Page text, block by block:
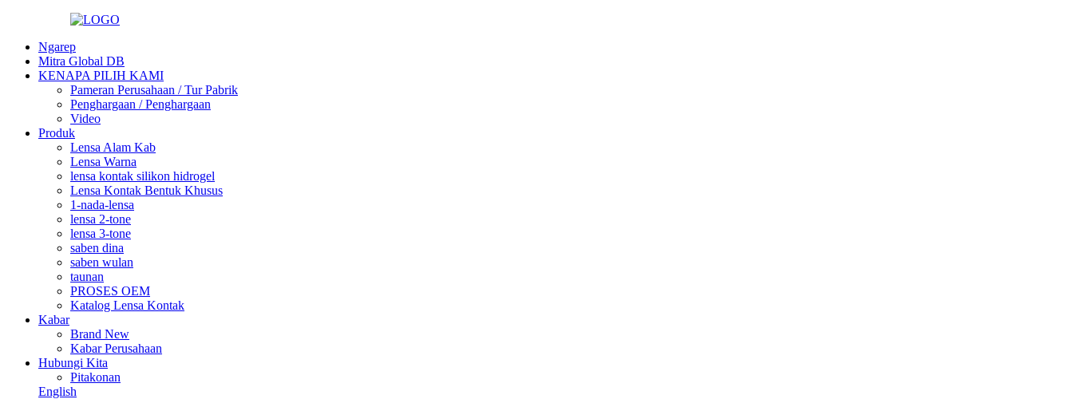
Ngarep
Mitra Global DB
KENAPA PILIH KAMI
Pameran Perusahaan / Tur Pabrik
Penghargaan / Penghargaan
Video
Produk
Lensa Alam Kab
Lensa Warna
lensa kontak silikon hidrogel
Lensa Kontak Bentuk Khusus
1-nada-lensa
lensa 2-tone
lensa 3-tone
saben dina
saben wulan
taunan
PROSES OEM
Katalog Lensa Kontak
Kabar
Brand New
Kabar Perusahaan
Hubungi Kita
Pitakonan
English